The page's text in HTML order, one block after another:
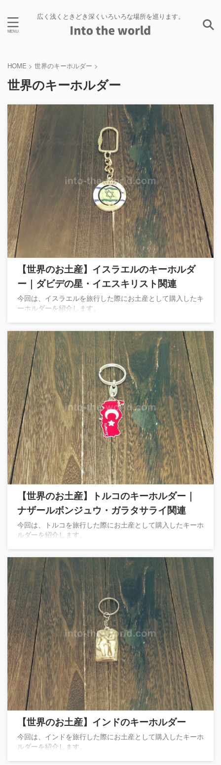
広く浅くときどき深くいろいろな場所を巡ります。
HOME > 世界のキーホルダー >
世界のキーホルダー
【世界のお土産】イスラエルのキーホルダ
ー｜ダビデの星・イエスキリスト関連
今回は、イスラエルを旅行した際にお土産として購入したキ
ーホルダーを紹介します。
【世界のお土産】トルコのキーホルダー｜
ナザールボンジュウ・ガラタサライ関連
今回は、トルコを旅行した際にお土産として購入したキーホ
ルダーを紹介します。
【世界のお土産】インドのキーホルダー
今回は、インドを旅行した際にお土産として購入したキーホ
ルダーを紹介します。